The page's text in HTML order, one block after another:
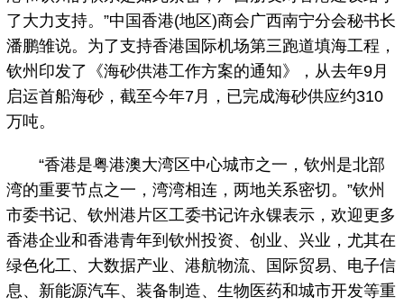
了大力支持。”中国香港(地区)商会广西南宁分会秘书长
潘鹏雏说。为了支持香港国际机场第三跑道填海工程，
钦州印发了《海砂供港工作方案的通知》，从去年9月
启运首船海砂，截至今年7月，已完成海砂供应约310
万吨。
“香港是粤港澳大湾区中心城市之一，钦州是北部
湾的重要节点之一，湾湾相连，两地关系密切。”钦州
市委书记、钦州港片区工委书记许永锞表示，欢迎更多
香港企业和香港青年到钦州投资、创业、兴业，尤其在
绿色化工、大数据产业、港航物流、国际贸易、电子信
息、新能源汽车、装备制造、生物医药和城市开发等重